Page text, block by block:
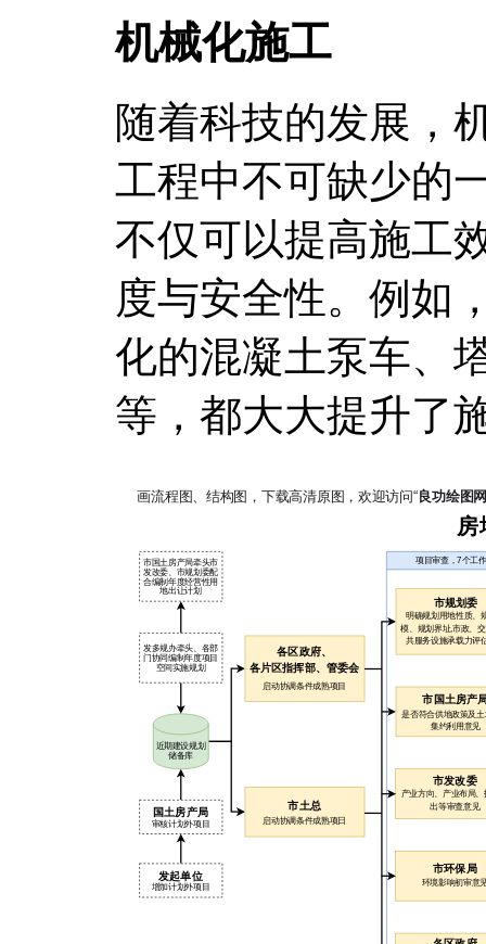
机械化施工
随着科技的发展，
工程中不可缺少的
不仅可以提高施工
度与安全性。例如
化的混凝土泵车、
等，都大大提升了